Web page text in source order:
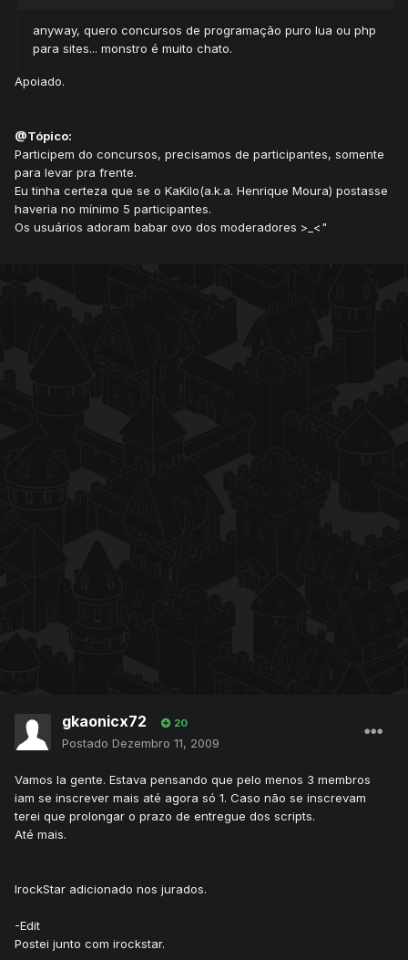
anyway, quero concursos de programação puro lua ou php
para sites... monstro é muito chato.
Apoiado.
@Tópico:
Participem do concursos, precisamos de participantes, somente
para levar pra frente.
Eu tinha certeza que se o KaKilo(a.k.a. Henrique Moura) postasse
haveria no mínimo 5 participantes.
Os usuários adoram babar ovo dos moderadores >_<"
gkaonicx72 20
Postado Dezembro 11, 2009
Vamos la gente. Estava pensando que pelo menos 3 membros
iam se inscrever mais até agora só 1. Caso não se inscrevam
terei que prolongar o prazo de entregue dos scripts.
Até mais.
IrockStar adicionado nos jurados.
-Edit
Postei junto com irockstar.